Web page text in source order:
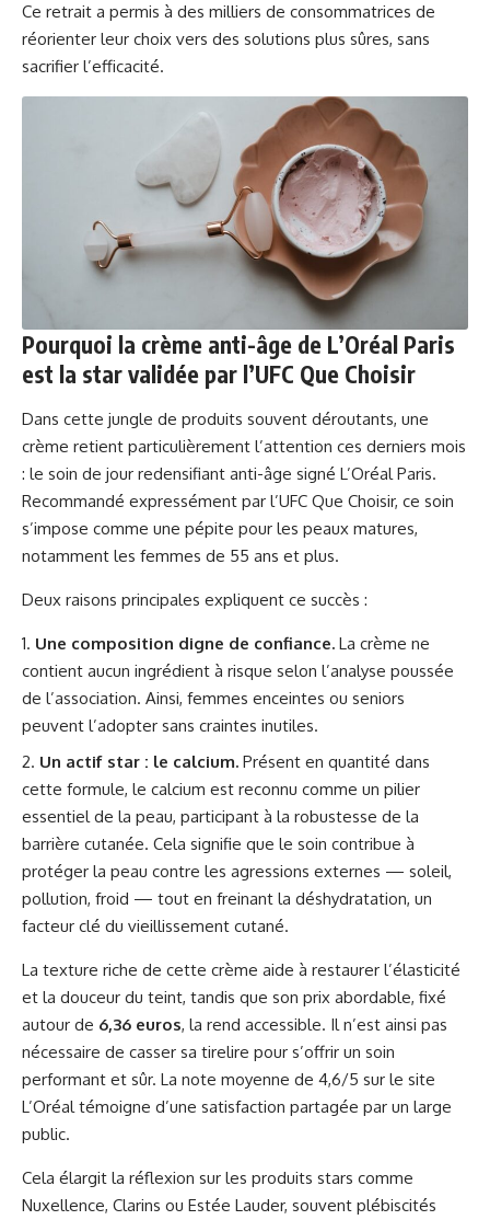
Ce retrait a permis à des milliers de consommatrices de
réorienter leur choix vers des solutions plus sûres, sans
sacrifier l’efficacité.
Pourquoi la crème anti-âge de L’Oréal Paris
est la star validée par l’UFC Que Choisir
Dans cette jungle de produits souvent déroutants, une
crème retient particulièrement l’attention ces derniers mois
: le soin de jour redensifiant anti-âge signé L’Oréal Paris.
Recommandé expressément par l’UFC Que Choisir, ce soin
s’impose comme une pépite pour les peaux matures,
notamment les femmes de 55 ans et plus.
Deux raisons principales expliquent ce succès :
Une composition digne de confiance. La crème ne
contient aucun ingrédient à risque selon l’analyse poussée
de l’association. Ainsi, femmes enceintes ou seniors
peuvent l’adopter sans craintes inutiles.
Un actif star : le calcium. Présent en quantité dans
cette formule, le calcium est reconnu comme un pilier
essentiel de la peau, participant à la robustesse de la
barrière cutanée. Cela signifie que le soin contribue à
protéger la peau contre les agressions externes — soleil,
pollution, froid — tout en freinant la déshydratation, un
facteur clé du vieillissement cutané.
La texture riche de cette crème aide à restaurer l’élasticité
et la douceur du teint, tandis que son prix abordable, fixé
autour de 6,36 euros, la rend accessible. Il n’est ainsi pas
nécessaire de casser sa tirelire pour s’offrir un soin
performant et sûr. La note moyenne de 4,6/5 sur le site
L’Oréal témoigne d’une satisfaction partagée par un large
public.
Cela élargit la réflexion sur les produits stars comme
Nuxellence, Clarins ou Estée Lauder, souvent plébiscités